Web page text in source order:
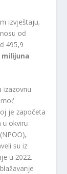
izvještaju,
od
495,9
milijuna
izazovnu
je započeta
u okviru
su iz
u 2022.